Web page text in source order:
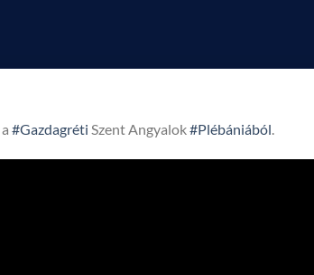
a #Gazdagréti Szent Angyalok#Plébániából.